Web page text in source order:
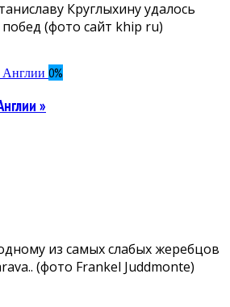
Круглыхину удалось
(фото сайт khip ru)
0%
»
из самых слабых жеребцов
(фото Frankel Juddmonte)